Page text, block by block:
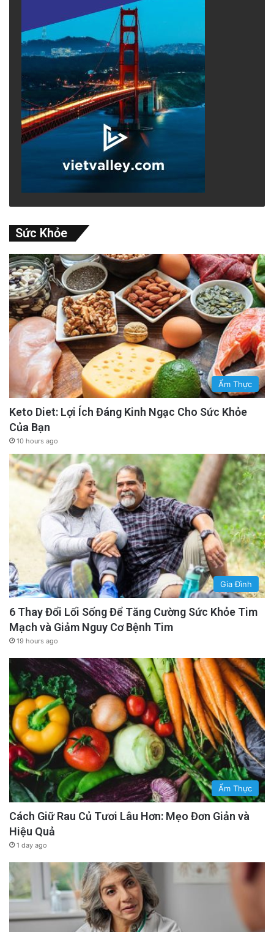
Sức Khỏe
Ẩm Thực
Keto Diet: Lợi Ích Đáng Kinh Ngạc Cho Sức Khỏe
Của Bạn
10 hours ago
Gia Đình
6 Thay Đổi Lối Sống Để Tăng Cường Sức Khỏe Tim
Mạch và Giảm Nguy Cơ Bệnh Tim
19 hours ago
Ẩm Thực
Cách Giữ Rau Củ Tươi Lâu Hơn: Mẹo Đơn Giản và
Hiệu Quả
1 day ago